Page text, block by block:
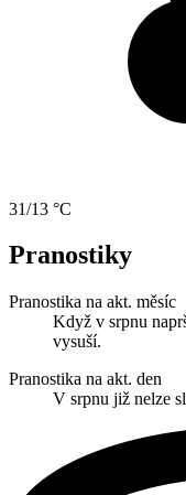
31/13 °C
Pranostiky
Pranostika na akt. měsíc
Když v srpnu
vysuší.
Pranostika na akt. den
V srpnu již nelze